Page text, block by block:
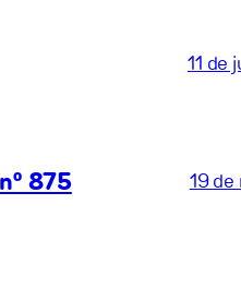
11 de
875 19